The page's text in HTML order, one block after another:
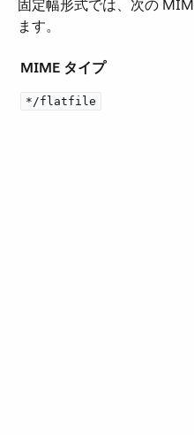
固定幅形式では、次の
ます。
MIME タイプ
*/flatfile